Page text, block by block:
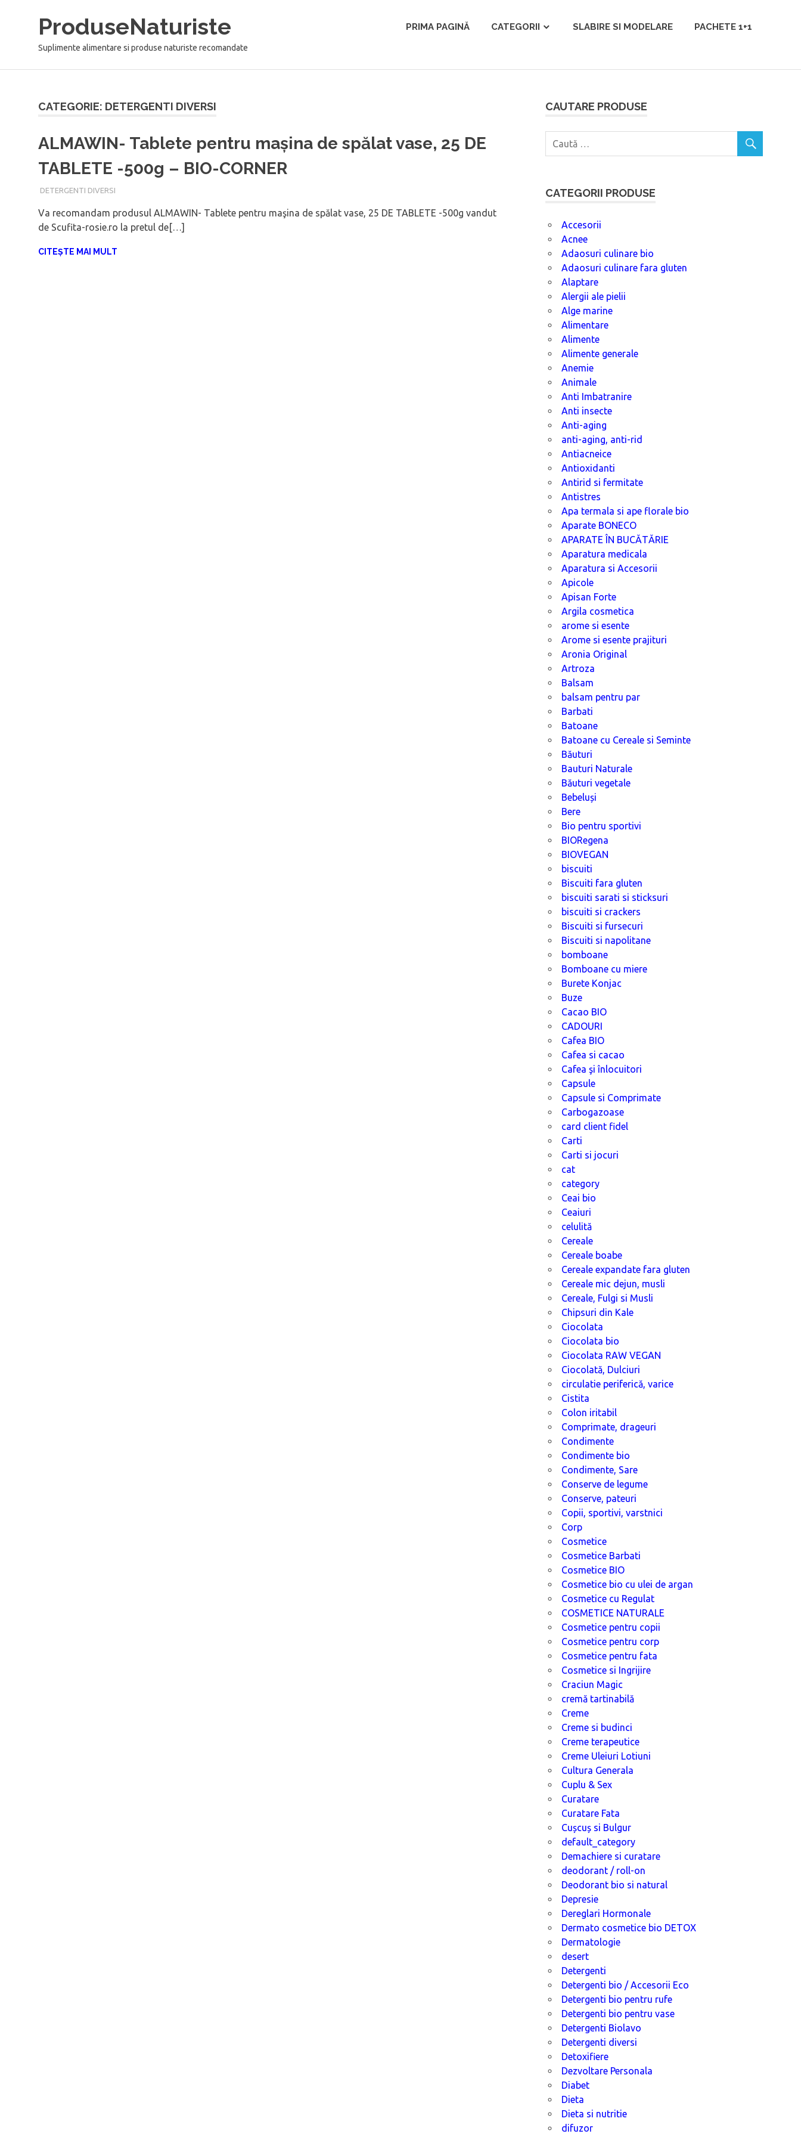
ProduseNaturiste
Suplimente alimentare si produse naturiste recomandate
PRIMA PAGINĂ CATEGORII SLABIRE SI MODELARE PACHETE 1+1
CATEGORIE: DETERGENTI DIVERSI
ALMAWIN- Tablete pentru maşina de spălat vase, 25 DE
TABLETE -500g – BIO-CORNER
IANUARIE 9, 2018
ADMIN
DETERGENTI DIVERSI
Va recomandam produsul ALMAWIN- Tablete pentru maşina de spălat vase, 25 DE TABLETE -500g vandut
de Scufita-rosie.ro la pretul de[…]
CITEȘTE MAI MULT
CAUTARE PRODUSE
CATEGORII PRODUSE
Accesorii
Acnee
Adaosuri culinare bio
Adaosuri culinare fara gluten
Alaptare
Alergii ale pielii
Alge marine
Alimentare
Alimente
Alimente generale
Anemie
Animale
Anti Imbatranire
Anti insecte
Anti-aging
anti-aging, anti-rid
Antiacneice
Antioxidanti
Antirid si fermitate
Antistres
Apa termala si ape florale bio
Aparate BONECO
APARATE ÎN BUCĂTĂRIE
Aparatura medicala
Aparatura si Accesorii
Apicole
Apisan Forte
Argila cosmetica
arome si esente
Arome si esente prajituri
Aronia Original
Artroza
Balsam
balsam pentru par
Barbati
Batoane
Batoane cu Cereale si Seminte
Băuturi
Bauturi Naturale
Băuturi vegetale
Bebeluși
Bere
Bio pentru sportivi
BIORegena
BIOVEGAN
biscuiti
Biscuiti fara gluten
biscuiti sarati si sticksuri
biscuiti si crackers
Biscuiti si fursecuri
Biscuiti si napolitane
bomboane
Bomboane cu miere
Burete Konjac
Buze
Cacao BIO
CADOURI
Cafea BIO
Cafea si cacao
Cafea şi înlocuitori
Capsule
Capsule si Comprimate
Carbogazoase
card client fidel
Carti
Carti si jocuri
cat
category
Ceai bio
Ceaiuri
celulită
Cereale
Cereale boabe
Cereale expandate fara gluten
Cereale mic dejun, musli
Cereale, Fulgi si Musli
Chipsuri din Kale
Ciocolata
Ciocolata bio
Ciocolata RAW VEGAN
Ciocolată, Dulciuri
circulatie periferică, varice
Cistita
Colon iritabil
Comprimate, drageuri
Condimente
Condimente bio
Condimente, Sare
Conserve de legume
Conserve, pateuri
Copii, sportivi, varstnici
Corp
Cosmetice
Cosmetice Barbati
Cosmetice BIO
Cosmetice bio cu ulei de argan
Cosmetice cu Regulat
COSMETICE NATURALE
Cosmetice pentru copii
Cosmetice pentru corp
Cosmetice pentru fata
Cosmetice si Ingrijire
Craciun Magic
cremă tartinabilă
Creme
Creme si budinci
Creme terapeutice
Creme Uleiuri Lotiuni
Cultura Generala
Cuplu & Sex
Curatare
Curatare Fata
Cușcuș si Bulgur
default_category
Demachiere si curatare
deodorant / roll-on
Deodorant bio si natural
Depresie
Dereglari Hormonale
Dermato cosmetice bio DETOX
Dermatologie
desert
Detergenti
Detergenti bio / Accesorii Eco
Detergenti bio pentru rufe
Detergenti bio pentru vase
Detergenti Biolavo
Detergenti diversi
Detoxifiere
Dezvoltare Personala
Diabet
Dieta
Dieta si nutritie
difuzor